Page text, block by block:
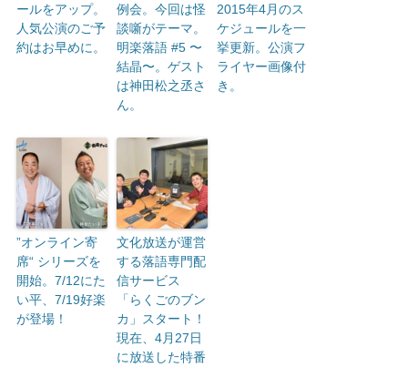
ールをアップ。
人気公演のご予
約はお早めに。
例会。今回は怪
談噺がテーマ。
明楽落語 #5 〜
結晶〜。ゲスト
は神田松之丞さ
ん。
2015年4月のス
ケジュールを一
挙更新。公演フ
ライヤー画像付
き。
”オンライン寄
席“ シリーズを
開始。7/12にた
い平、7/19好楽
が登場！
文化放送が運営
する落語専門配
信サービス
「らくごのブン
カ」スタート！
現在、4月27日
に放送した特番